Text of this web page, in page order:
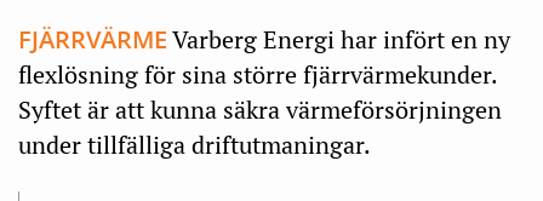
FJÄRRVÄRMEVarberg Energi har infört en ny
flexlösning för sina större fjärrvärmekunder.
Syftet är att kunna säkra värmeförsörjningen
under tillfälliga driftutmaningar.